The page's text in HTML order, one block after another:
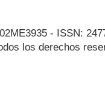
- ISSN:
los derechos